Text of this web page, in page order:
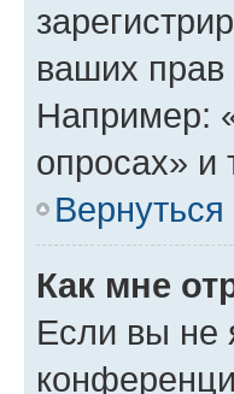
ваших прав
Например:
опросах» и
Как мне
Если вы не